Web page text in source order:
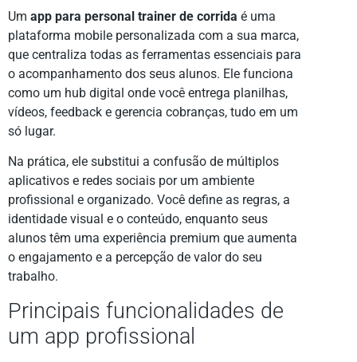
Um app para personal trainer de corrida é uma
plataforma mobile personalizada com a sua marca,
que centraliza todas as ferramentas essenciais para
o acompanhamento dos seus alunos. Ele funciona
como um hub digital onde você entrega planilhas,
vídeos, feedback e gerencia cobranças, tudo em um
só lugar.
Na prática, ele substitui a confusão de múltiplos
aplicativos e redes sociais por um ambiente
profissional e organizado. Você define as regras, a
identidade visual e o conteúdo, enquanto seus
alunos têm uma experiência premium que aumenta
o engajamento e a percepção de valor do seu
trabalho.
Principais funcionalidades de
um app profissional